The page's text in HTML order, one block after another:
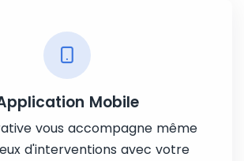
Mobile
vous accompagne même
d'interventions avec votre